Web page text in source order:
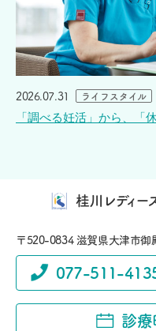
2026.07.31
ライフスタイル
「調べる妊活」から、「
桂川レディー
〒520-0834 滋賀県大津市御
077-511-
診